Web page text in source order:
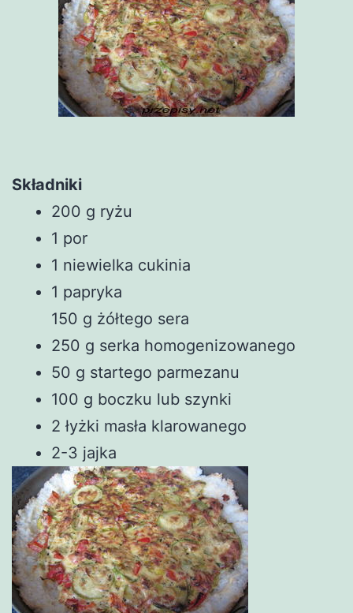
Składniki
200 g ryżu
1 por
1 niewielka cukinia
1 papryka
150 g żółtego sera
250 g serka homogenizowanego
50 g startego parmezanu
100 g boczku lub szynki
2 łyżki masła klarowanego
2-3 jajka